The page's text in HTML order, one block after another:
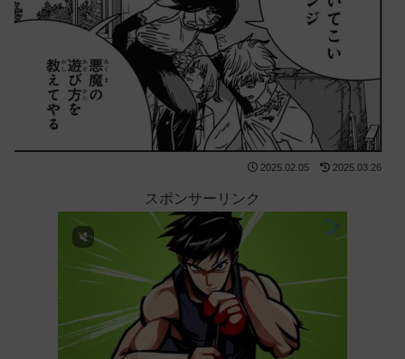
2025.02.05 2025.03.26
スポンサーリンク